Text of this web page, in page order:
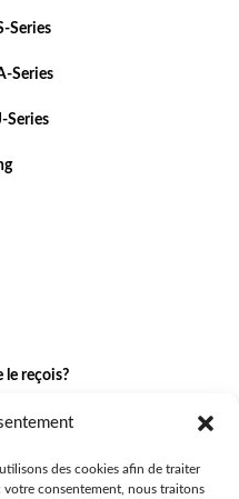
des cookies afin de traiter
consentement, nous traitons
Series
Series
Series
le reçois?